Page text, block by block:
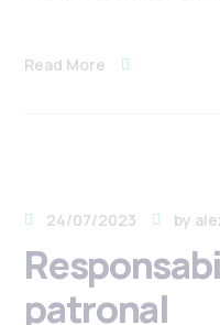
Read More
24/07/2023 by
patronal